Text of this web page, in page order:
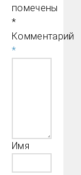
помечены
*
Комментарий
*
Имя